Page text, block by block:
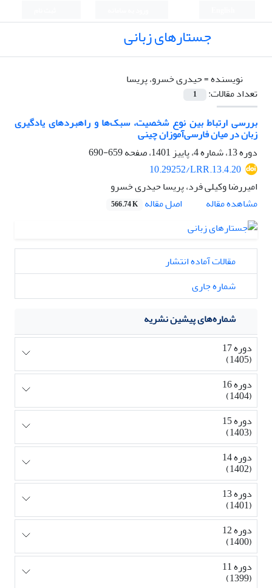
جستارهای زبانی
نویسنده =حیدری خسرو، پریسا
تعداد مقالات:
1
بررسی ارتباط بین نوع شخصیت، سبک‌ها و راهبردهای یادگیری
زبان در میان فارسی‌آموزان چینی
دوره 13، شماره 4، پاییز 1401، صفحه
659-690
10.29252/LRR.13.4.20
امیررضا وکیلی فرد، پریسا حیدری خسرو
مشاهده مقاله
اصل مقاله 566.74 K
مقالات آماده انتشار
شماره جاری
شماره‌های پیشین نشریه
دوره 17
(1405)
دوره 16
(1404)
دوره 15
(1403)
دوره 14
(1402)
دوره 13
(1401)
دوره 12
(1400)
دوره 11
(1399)